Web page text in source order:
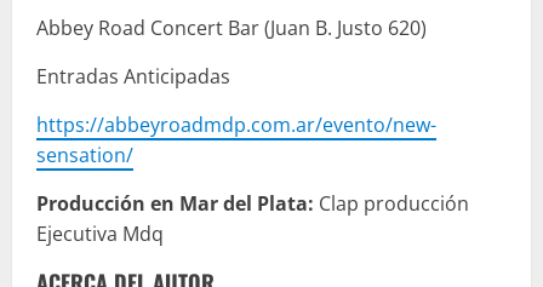
Abbey Road Concert Bar (Juan B. Justo 620)
Entradas Anticipadas
https://abbeyroadmdp.com.ar/evento/new-
sensation/
Producción en Mar del Plata: Clap producción
Ejecutiva Mdq